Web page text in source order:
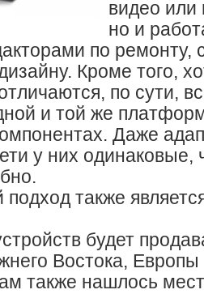
видео или
но и
по ремонту,
Кроме того,
по сути,
и той же
Даже
у них одинаковые,
подход также
будет
Востока,
также нашлось